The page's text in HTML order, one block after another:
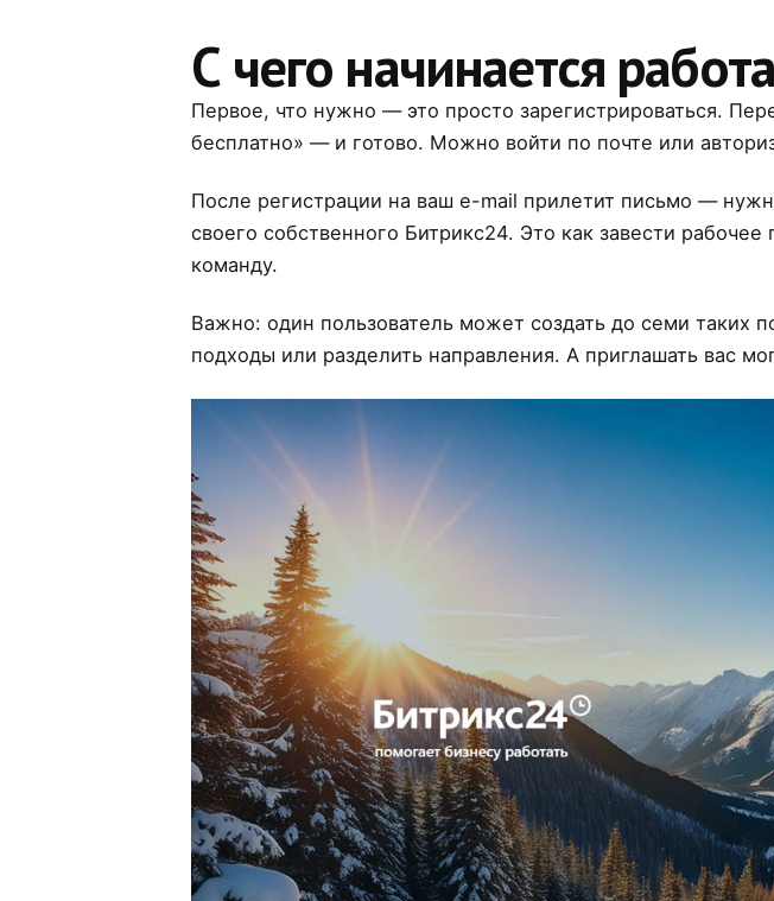
С чего начинается
Первое, что нужно — это просто зарегистрироваться.
бесплатно» — и готово. Можно войти по почте или
После регистрации на ваш e-mail прилетит письмо —
своего собственного Битрикс24. Это как завести
команду.
Важно: один пользователь может создать до семи таких
подходы или разделить направления. А приглашать вас